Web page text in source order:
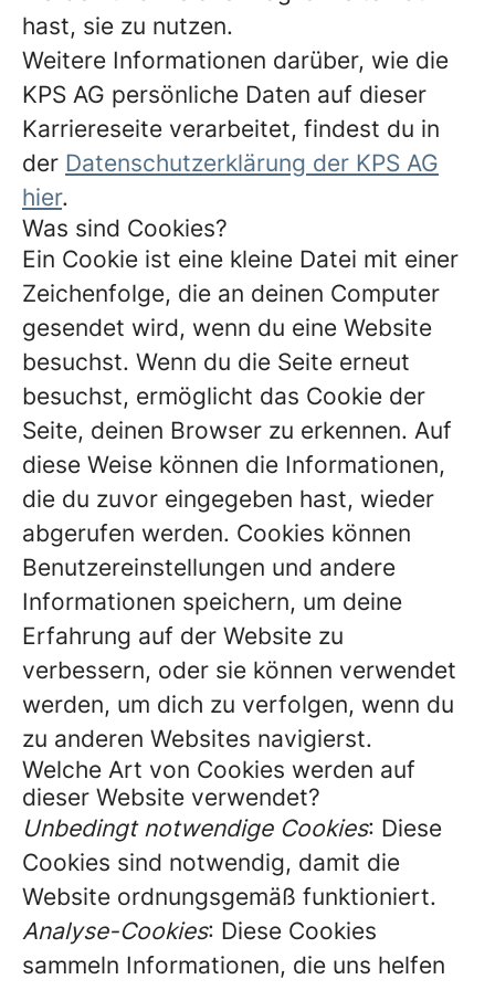
hast, sie zu nutzen.
Weitere Informationen darüber, wie die
KPS AG persönliche Daten auf dieser
Karriereseite verarbeitet, findest du in
der Datenschutzerklärung der KPS AG
hier.
Was sind Cookies?
Ein Cookie ist eine kleine Datei mit einer
Zeichenfolge, die an deinen Computer
gesendet wird, wenn du eine Website
besuchst. Wenn du die Seite erneut
besuchst, ermöglicht das Cookie der
Seite, deinen Browser zu erkennen. Auf
diese Weise können die Informationen,
die du zuvor eingegeben hast, wieder
abgerufen werden. Cookies können
Benutzereinstellungen und andere
Informationen speichern, um deine
Erfahrung auf der Website zu
verbessern, oder sie können verwendet
werden, um dich zu verfolgen, wenn du
zu anderen Websites navigierst.
Welche Art von Cookies werden auf
dieser Website verwendet?
Unbedingt notwendige Cookies: Diese
Cookies sind notwendig, damit die
Website ordnungsgemäß funktioniert.
Analyse-Cookies: Diese Cookies
sammeln Informationen, die uns helfen